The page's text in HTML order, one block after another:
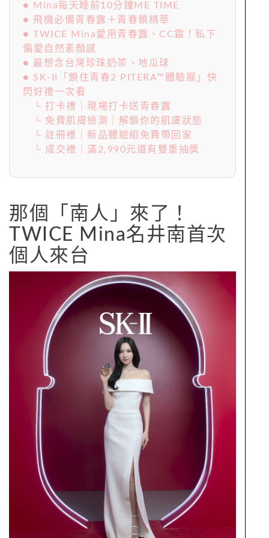
● Mina每天睡前10分鐘ME TIME
● 飛機必備青春露＋青春鎖精華
● TWICE Mina愛用青春露、CC霜！私下
偏愛自然素顏感
● 最想念台灣珍珠奶茶、地瓜球
● SK-II「鎖住青春2 PITERA™體驗展」快
閃好禮一次看
└ 打卡禮｜現場打卡送青春露
└ 免費肌膚檢測｜解鎖你的肌膚狀態
└ 註冊禮｜新品體驗組免費帶回家
└ 成交禮｜滿2,990元還有雙重抽獎
那個「南人」來了！
TWICE Mina名井南首次
個人來台